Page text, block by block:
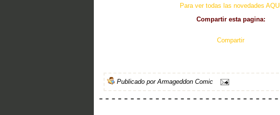
Para ver todas las novedades AQUÍ
Compartir esta pagina:
Compartir
Publicado porArmageddon Comic